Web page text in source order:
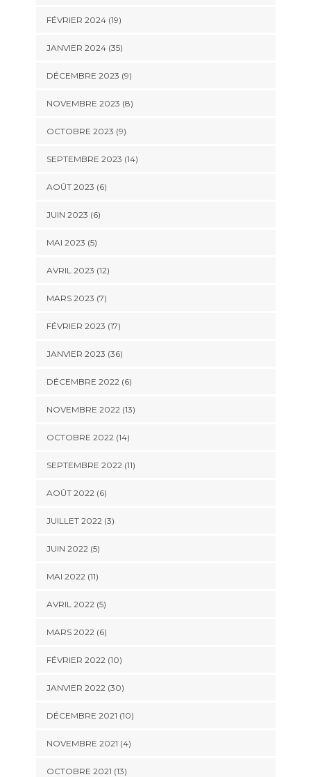
FÉVRIER 2024 (19)
JANVIER 2024 (35)
DÉCEMBRE 2023 (9)
NOVEMBRE 2023 (8)
OCTOBRE 2023 (9)
SEPTEMBRE 2023 (14)
AOÛT 2023 (6)
JUIN 2023 (6)
MAI 2023 (5)
AVRIL 2023 (12)
MARS 2023 (7)
FÉVRIER 2023 (17)
JANVIER 2023 (36)
DÉCEMBRE 2022 (6)
NOVEMBRE 2022 (13)
OCTOBRE 2022 (14)
SEPTEMBRE 2022 (11)
AOÛT 2022 (6)
JUILLET 2022 (3)
JUIN 2022 (5)
MAI 2022 (11)
AVRIL 2022 (5)
MARS 2022 (6)
FÉVRIER 2022 (10)
JANVIER 2022 (30)
DÉCEMBRE 2021 (10)
NOVEMBRE 2021 (4)
OCTOBRE 2021 (13)